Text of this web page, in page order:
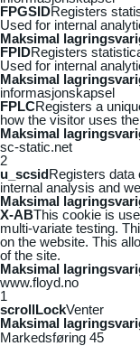
FPGSIDRegisters
Used for internal
Maksimal
FPIDRegisters
Used for internal
Maksimal
informasjonskapsel
FPLCRegisters a
how the visitor uses
Maksimal
sc-static.net
2
u_scsidRegisters data
internal analysis and
Maksimal
X-ABThis cookie is
multi-variate testing.
on the website. This
of the site.
Maksimal
www.floyd.no
1
scrollLockVenter
Maksimal
Markedsføring 45